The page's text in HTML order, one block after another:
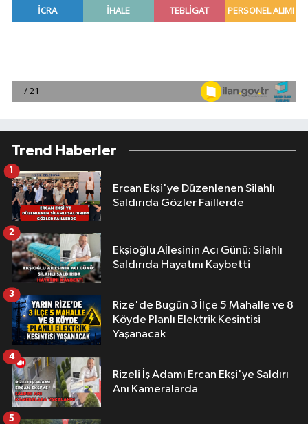
Trend Haberler
Ercan Ekşi'ye Düzenlenen Silahlı
Saldırıda Gözler Faillerde
1
Ekşioğlu Aİlesinin Acı Günü: Silahlı
Saldırıda Hayatını Kaybetti
2
Rize'de Bugün 3 İlçe 5 Mahalle ve 8
Köyde Planlı Elektrik Kesintisi
Yaşanacak
3
Rizeli İş Adamı Ercan Ekşi'ye Saldırı
Anı Kameralarda
4
5